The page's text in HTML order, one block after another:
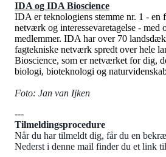
IDA og IDA Bioscience
IDA er teknologiens stemme nr. 1 - en
netværk og interessevaretagelse - med
medlemmer. IDA har over 70
fagtekniske netværk spredt over hele
Bioscience, som er netværket for dig,
biologi, bioteknologi og
Foto: Jan van Ijken
---
Tilmeldingsprocedure
Når du har tilmeldt dig, får du en
Nederst i denne mail finder du et link